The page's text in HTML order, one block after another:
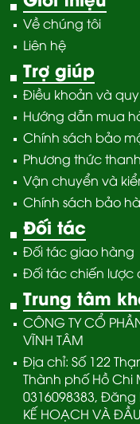
Về chúng tôi
Liên hệ
Trợ giúp
Điều khoản và
Hướng dẫn mua
Chính sách bảo
Phương thức
Vận chuyển và
Chính sách bảo
Đối tác
Đối tác giao hàng
Đối tác chiến lược
Trung tâm
CÔNG TY CỔ
VĨNH TÂM
Địa chỉ: Số 122
Thành phố Hồ Chi
0316098383,
KẾ HOẠCH VÀ